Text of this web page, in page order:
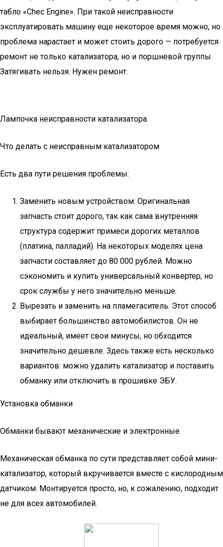
табло «Chec Engine». При такой неисправности
эксплуатировать машину еще некоторое время можно, но
проблема нарастает и может стоить дорого — потребуется
ремонт не только катализатора, но и поршневой группы.
Затягивать нельзя. Нужен ремонт.
Лампочка неисправности катализатора
Что делать с неисправным катализатором
Есть два пути решения проблемы:
Заменить новым устройством. Оригинальная
запчасть стоит дорого, так как сама внутренняя
структура содержит примеси дорогих металлов
(платина, палладий). На некоторых моделях цена
запчасти составляет до 80 000 рублей. Можно
сэкономить и купить универсальный конвертер, но
срок службы у него значительно меньше.
Вырезать и заменить на пламегаситель. Этот способ
выбирает большинство автомобилистов. Он не
идеальный, имеет свои минусы, но обходится
значительно дешевле. Здесь также есть несколько
вариантов: можно удалить катализатор и поставить
обманку или отключить в прошивке ЭБУ.
Установка обманки
Обманки бывают механические и электронные.
Механическая обманка по сути представляет собой мини-
катализатор, который вкручивается вместе с кислородным
датчиком. Монтируется просто, но, к сожалению, подходит
не для всех автомобилей.